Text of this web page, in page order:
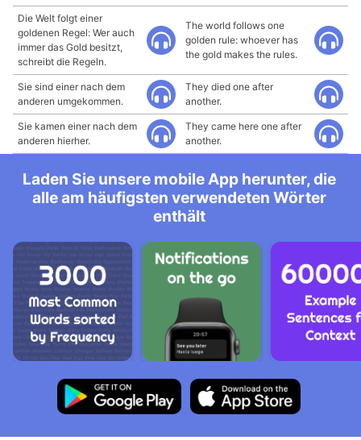
Die Welt folgt einer
goldenen Regel: Wer auch
immer das Gold besitzt,
schreibt die Regeln.
The world follows one
golden rule: whoever has
the gold makes the rules.
Sie sind einer nach dem
anderen umgekommen.
They died one after
another.
Sie kamen einer nach dem
anderen hierher.
They came here one after
another.
Laden Sie unsere mobile App herunter, die
alle am häufigsten verwendeten Wörter
enthält